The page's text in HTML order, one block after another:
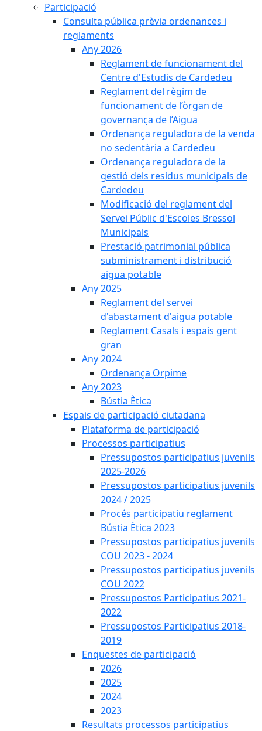
Participació
Consulta pública prèvia ordenances i
reglaments
Any 2026
Reglament de funcionament del
Centre d'Estudis de Cardedeu
Reglament del règim de
funcionament de l’òrgan de
governança de l’Aigua
Ordenança reguladora de la venda
no sedentària a Cardedeu
Ordenança reguladora de la
gestió dels residus municipals de
Cardedeu
Modificació del reglament del
Servei Públic d'Escoles Bressol
Municipals
Prestació patrimonial pública
subministrament i distribució
aigua potable
Any 2025
Reglament del servei
d'abastament d'aigua potable
Reglament Casals i espais gent
gran
Any 2024
Ordenança Orpime
Any 2023
Bústia Ètica
Espais de participació ciutadana
Plataforma de participació
Processos participatius
Pressupostos participatius juvenils
2025-2026
Pressupostos participatius juvenils
2024 / 2025
Procés participatiu reglament
Bústia Ètica 2023
Pressupostos participatius juvenils
COU 2023 - 2024
Pressupostos participatius juvenils
COU 2022
Pressupostos Participatius 2021-
2022
Pressupostos Participatius 2018-
2019
Enquestes de participació
2026
2025
2024
2023
Resultats processos participatius